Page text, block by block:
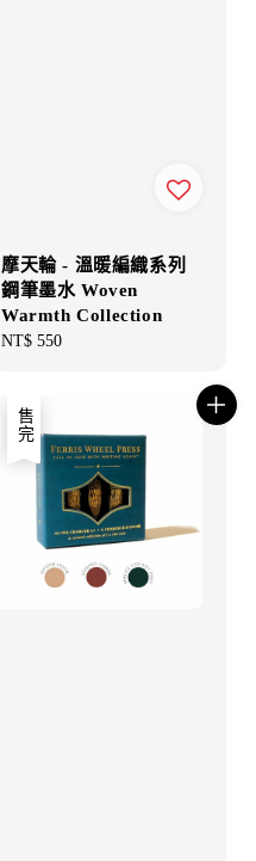
摩天輪 - 溫暖編織系列
鋼筆墨水 Woven
Warmth Collection
Regular
NT$ 550
售完